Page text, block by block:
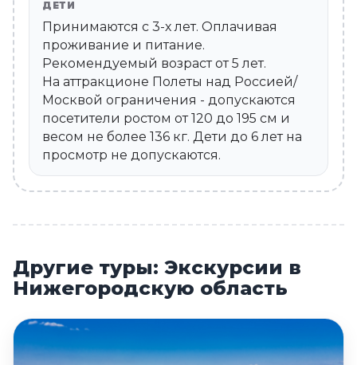
ДЕТИ
Принимаются c 3-х лет. Оплачивая
проживание и питание.
Рекомендуемый возраст от 5 лет.
На аттракционе Полеты над Россией/
Москвой ограничения - допускаются
посетители ростом от 120 до 195 см и
весом не более 136 кг. Дети до 6 лет на
просмотр не допускаются.
Другие туры: Экскурсии в
Нижегородскую область